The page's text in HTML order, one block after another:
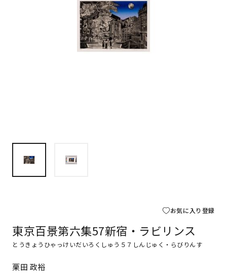
お気に入り登録
東京百景第六集57新宿・ラビリンス
とうきょうひゃっけいだいろくしゅう５７しんじゅく・らびりんす
栗田 政裕